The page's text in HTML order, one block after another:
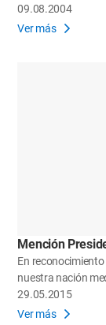
de la República de
09.08.2004
Ver más
Mención
En
nuestra nación
29.05.2015
Ver más